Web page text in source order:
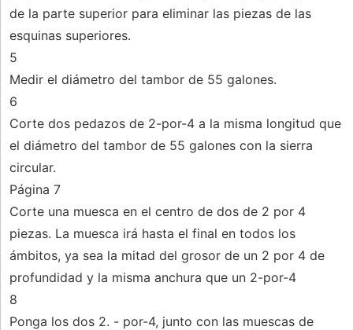
de la parte superior para eliminar las piezas de las
esquinas superiores.
5
Medir el diámetro del tambor de 55 galones.
6
Corte dos pedazos de 2-por-4 a la misma longitud que
el diámetro del tambor de 55 galones con la sierra
circular.
Página 7
Corte una muesca en el centro de dos de 2 por 4
piezas. La muesca irá hasta el final en todos los
ámbitos, ya sea la mitad del grosor de un 2 por 4 de
profundidad y la misma anchura que un 2-por-4
8
Ponga los dos 2. - por-4, junto con las muescas de